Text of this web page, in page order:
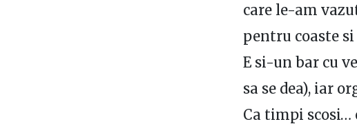
care le-am
pentru coaste
E si-un bar cu
sa se dea), iar
Ca timpi